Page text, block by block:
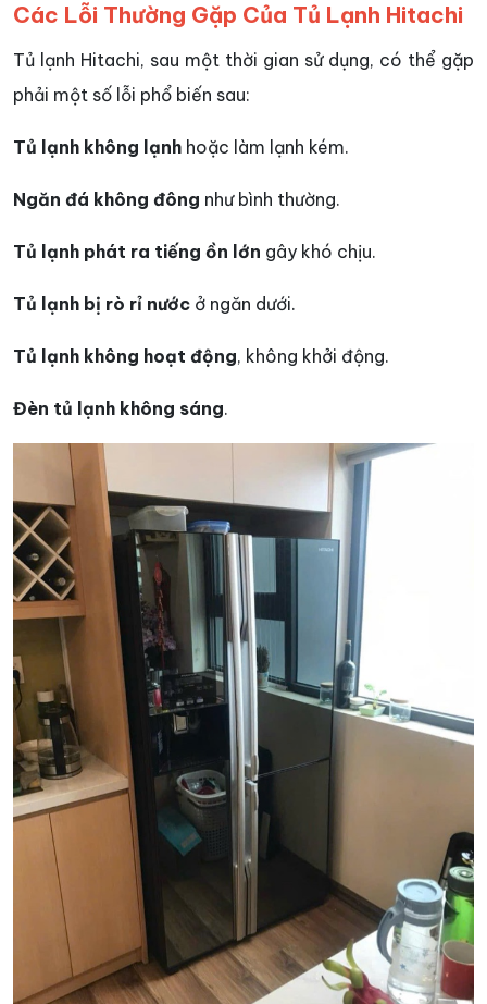
Các Lỗi Thường Gặp Của Tủ Lạnh Hitachi
Tủ lạnh Hitachi, sau một thời gian sử dụng, có thể gặp
phải một số lỗi phổ biến sau:
Tủ lạnh không lạnh hoặc làm lạnh kém.
Ngăn đá không đông như bình thường.
Tủ lạnh phát ra tiếng ồn lớn gây khó chịu.
Tủ lạnh bị rò rỉ nước ở ngăn dưới.
Tủ lạnh không hoạt động, không khởi động.
Đèn tủ lạnh không sáng.